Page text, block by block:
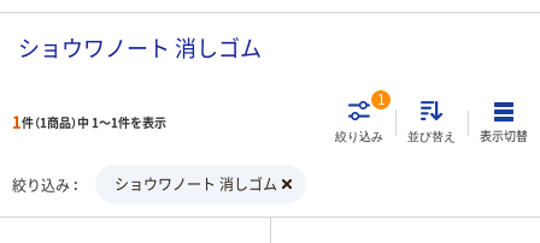
ショウワノート 消しゴム
1件（1商品）中 1～1件を表示
絞り込み
1
並び替え 表示切替
絞り込み ショウワノート 消しゴム